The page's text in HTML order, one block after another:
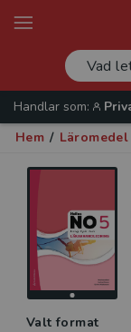
Handlar som:
Hem / Läromedel
Valt format